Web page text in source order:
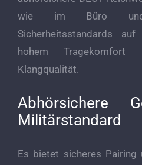
wie im Büro
Sicherheitsstandards
hohem Tragekomfort
Klangqualität.
Abhörsichere
Militärstandard
Es bietet sicheres Pairing